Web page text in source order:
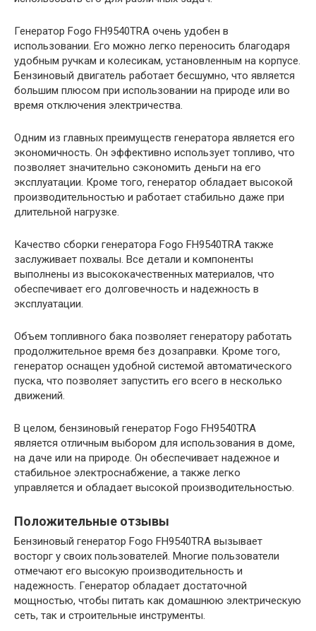
Генератор Fogo FH9540TRA очень удобен в
использовании. Его можно легко переносить благодаря
удобным ручкам и колесикам, установленным на корпусе.
Бензиновый двигатель работает бесшумно, что является
большим плюсом при использовании на природе или во
время отключения электричества.
Одним из главных преимуществ генератора является его
экономичность. Он эффективно использует топливо, что
позволяет значительно сэкономить деньги на его
эксплуатации. Кроме того, генератор обладает высокой
производительностью и работает стабильно даже при
длительной нагрузке.
Качество сборки генератора Fogo FH9540TRA также
заслуживает похвалы. Все детали и компоненты
выполнены из высококачественных материалов, что
обеспечивает его долговечность и надежность в
эксплуатации.
Объем топливного бака позволяет генератору работать
продолжительное время без дозаправки. Кроме того,
генератор оснащен удобной системой автоматического
пуска, что позволяет запустить его всего в несколько
движений.
В целом, бензиновый генератор Fogo FH9540TRA
является отличным выбором для использования в доме,
на даче или на природе. Он обеспечивает надежное и
стабильное электроснабжение, а также легко
управляется и обладает высокой производительностью.
Положительные отзывы
Бензиновый генератор Fogo FH9540TRA вызывает
восторг у своих пользователей. Многие пользователи
отмечают его высокую производительность и
надежность. Генератор обладает достаточной
мощностью, чтобы питать как домашнюю электрическую
сеть, так и строительные инструменты.